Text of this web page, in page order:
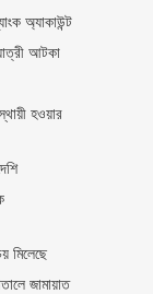
অ্যাকাউন্ট
আটকা
হওয়ার
মিলেছে
জামায়াত